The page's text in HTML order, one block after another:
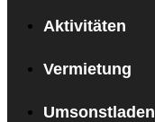
Aktivitäten
Vermietung
Umsonstladen